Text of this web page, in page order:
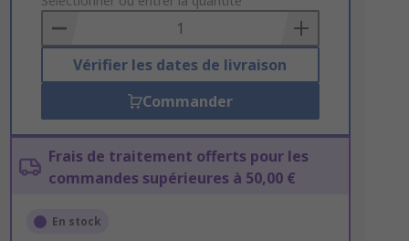
Basket
Vérifier les dates de livraison
Commander
Frais de traitement offerts pour les
commandes supérieures à 50,00 €
En stock